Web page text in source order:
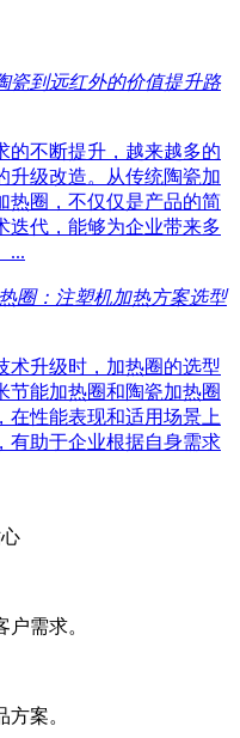
瓷到远红外的价值提升路
的不断提升，越来越多的
升级改造。从传统陶瓷加
热圈，不仅仅是产品的简
迭代，能够为企业带来多
...
圈：注塑机加热方案选型
术升级时，加热圈的选型
节能加热圈和陶瓷加热圈
在性能表现和适用场景上
有助于企业根据自身需求
需求。
案。